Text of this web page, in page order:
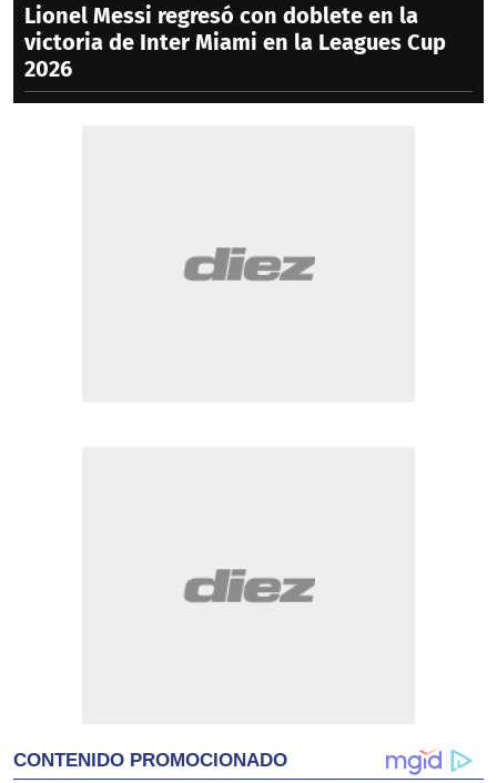
Lionel Messi regresó con doblete en la
victoria de Inter Miami en la Leagues Cup
2026